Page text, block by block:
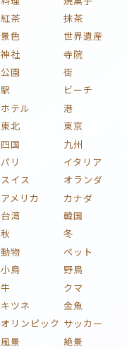
紅茶
抹茶
景色
世界遺産
神社
寺院
公園
街
駅
ビーチ
ホテル
港
東北
東京
四国
九州
パリ
イタリア
スイス
オランダ
アメリカ
カナダ
台湾
韓国
秋
冬
動物
ペット
小鳥
野鳥
牛
クマ
キツネ
金魚
オリンピック サッカー
風景
絶景